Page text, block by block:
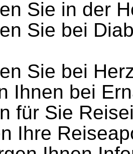
Sie in der
Sie bei
Sie bei
Ihnen bei
für Sie
Ihre